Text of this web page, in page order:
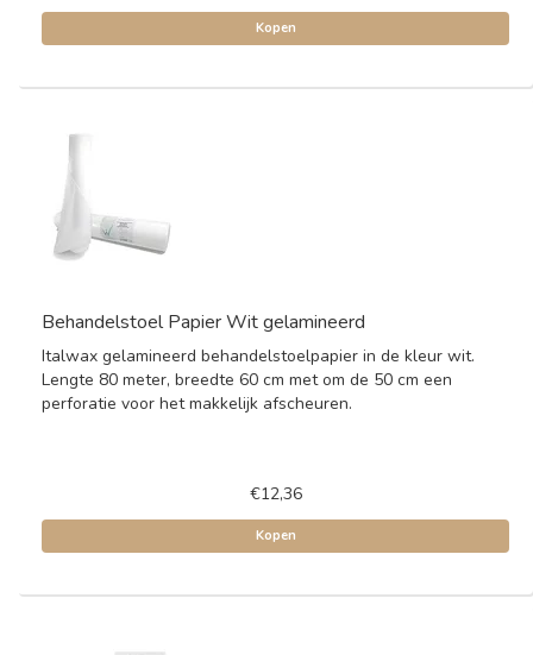
Kopen
Behandelstoel Papier Wit gelamineerd
Italwax gelamineerd behandelstoelpapier in de kleur wit.
Lengte 80 meter, breedte 60 cm met om de 50 cm een
perforatie voor het makkelijk afscheuren.
€12,36
Kopen